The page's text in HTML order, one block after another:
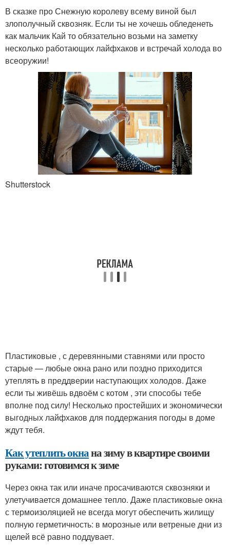
В сказке про Снежную королеву всему виной был
злополучный сквозняк. Если ты не хочешь обледенеть
как мальчик Кай то обязательно возьми на заметку
несколько работающих лайфхаков и встречай холода во
всеоружии!
Shutterstock
Пластиковые , с деревянными ставнями или просто
старые — любые окна рано или поздно приходится
утеплять в преддверии наступающих холодов. Даже
если ты живёшь вдвоём с котом , эти способы тебе
вполне под силу! Несколько простейших и экономически
выгодных лайфхаков для поддержания погоды в доме
ждут тебя.
Как утеплить окнана зиму в квартире своими
руками: готовимся к зиме
Через окна так или иначе просачиваются сквозняки и
улетучивается домашнее тепло. Даже пластиковые окна
с термоизоляцией не всегда могут обеспечить жилищу
полную герметичность: в морозные или ветреные дни из
щелей всё равно поддувает.